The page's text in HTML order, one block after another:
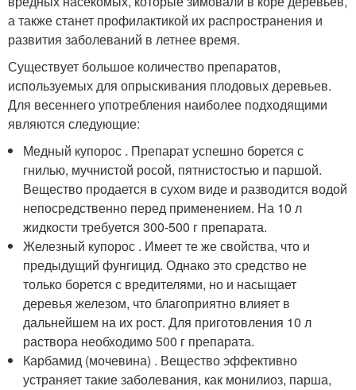
а также станет профилактикой их распространения и
развития заболеваний в летнее время.
Существует большое количество препаратов,
используемых для опрыскивания плодовых деревьев.
Для весеннего употребления наиболее подходящими
являются следующие:
Медный купорос . Препарат успешно борется с
гнилью, мучнистой росой, пятнистостью и паршой.
Вещество продается в сухом виде и разводится водой
непосредственно перед применением. На 10 л
жидкости требуется 300-500 г препарата.
Железный купорос . Имеет те же свойства, что и
предыдущий фунгицид. Однако это средство не
только борется с вредителями, но и насыщает
деревья железом, что благоприятно влияет в
дальнейшем на их рост. Для приготовления 10 л
раствора необходимо 500 г препарата.
Карбамид (мочевина) . Вещество эффективно
устраняет такие заболевания, как монилиоз, парша,